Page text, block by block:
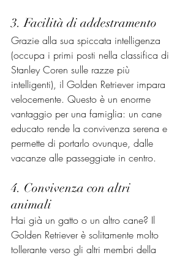
3. Facilità di addestramento
Grazie alla sua spiccata intelligenza
(occupa i primi posti nella classifica di
Stanley Coren sulle razze più
intelligenti), il Golden Retriever impara
velocemente. Questo è un enorme
vantaggio per una famiglia: un cane
educato rende la convivenza serena e
permette di portarlo ovunque, dalle
vacanze alle passeggiate in centro.
4. Convivenza con altri
animali
Hai già un gatto o un altro cane? Il
Golden Retriever è solitamente molto
tollerante verso gli altri membri della